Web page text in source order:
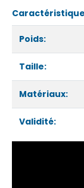
Poids:
Taille:
Matériaux:
Validité: